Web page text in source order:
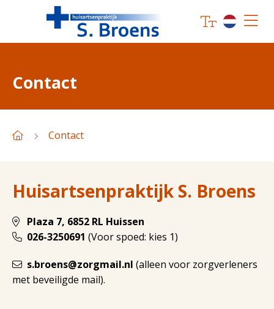
Contact
Contact
Huisartsenpraktijk S. Broens
Plaza 7, 6852 RL Huissen
026-3250691 (Voor spoed: kies 1)
s.broens@zorgmail.nl (alleen voor zorgverleners
met beveiligde mail).